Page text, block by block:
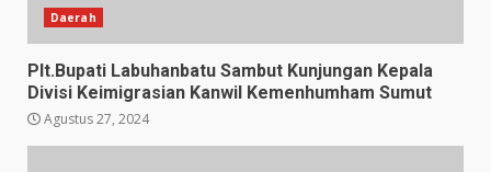
Daerah
Plt.Bupati Labuhanbatu Sambut Kunjungan Kepala
Divisi Keimigrasian Kanwil Kemenhumham Sumut
Agustus 27, 2024